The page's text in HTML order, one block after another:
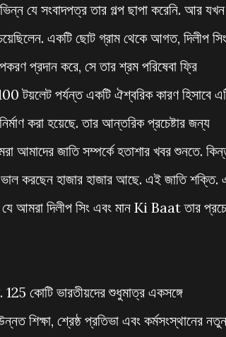
যে সংবাদপত্র তার গল্প ছাপা করেনি. আর যখন
একটি ছোট গ্রাম থেকে আগত, দিলীপ সিং
প্রদান করে, সে তার শ্রম পরিষেবা ফ্রি
টয়লেট পর্যন্ত একটি ঐশ্বরিক কারণ হিসাবে
করা হয়েছে. তার আন্তরিক প্রচেষ্টার জন্য
জাতি সম্পর্কে হতাশার খবর শুনতে.
ভাল করছেন হাজার হাজার আছে. এই জাতি শক্তি.
আমরা দিলীপ সিং এবং মান Ki Baat তার
কোটি ভারতীয়দের শুধুমাত্র একসঙ্গে
শিক্ষা, শ্রেষ্ঠ প্রতিভা এবং কর্মসংস্থানের নতুন